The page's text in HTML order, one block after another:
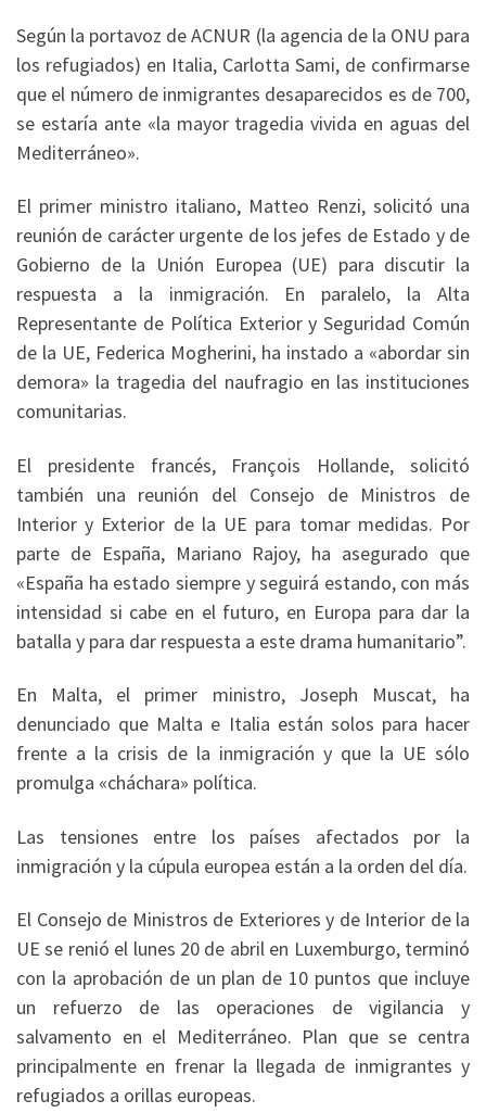
Según la portavoz de ACNUR (la agencia de la ONU para
los refugiados) en Italia, Carlotta Sami, de confirmarse
que el número de inmigrantes desaparecidos es de 700,
se estaría ante «la mayor tragedia vivida en aguas del
Mediterráneo».
El primer ministro italiano, Matteo Renzi, solicitó una
reunión de carácter urgente de los jefes de Estado y de
Gobierno de la Unión Europea (UE) para discutir la
respuesta a la inmigración. En paralelo, la Alta
Representante de Política Exterior y Seguridad Común
de la UE, Federica Mogherini, ha instado a «abordar sin
demora» la tragedia del naufragio en las instituciones
comunitarias.
El presidente francés, François Hollande, solicitó
también una reunión del Consejo de Ministros de
Interior y Exterior de la UE para tomar medidas. Por
parte de España, Mariano Rajoy, ha asegurado que
«España ha estado siempre y seguirá estando, con más
intensidad si cabe en el futuro, en Europa para dar la
batalla y para dar respuesta a este drama humanitario”.
En Malta, el primer ministro, Joseph Muscat, ha
denunciado que Malta e Italia están solos para hacer
frente a la crisis de la inmigración y que la UE sólo
promulga «cháchara» política.
Las tensiones entre los países afectados por la
inmigración y la cúpula europea están a la orden del día.
El Consejo de Ministros de Exteriores y de Interior de la
UE se renió el lunes 20 de abril en Luxemburgo, terminó
con la aprobación de un plan de 10 puntos que incluye
un refuerzo de las operaciones de vigilancia y
salvamento en el Mediterráneo. Plan que se centra
principalmente en frenar la llegada de inmigrantes y
refugiados a orillas europeas.